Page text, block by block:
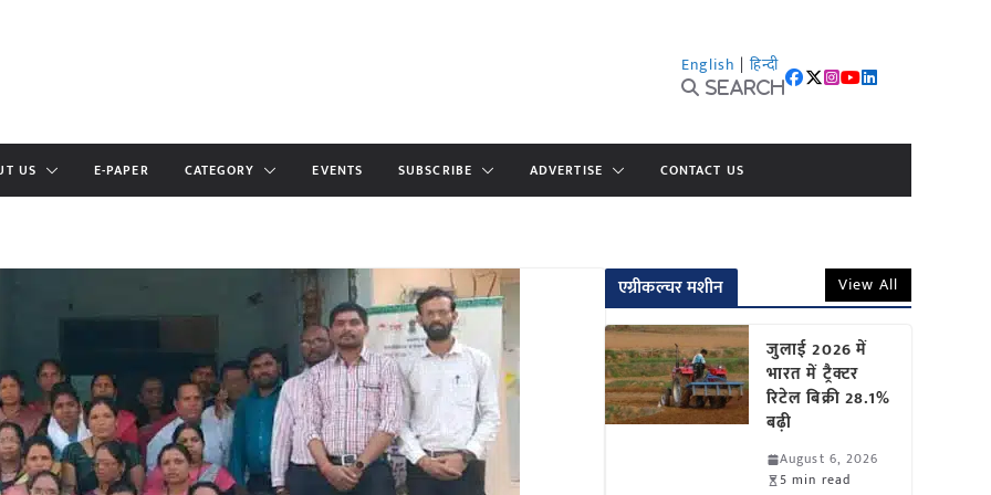
English | हिन्दी
Search
US E-PAPER CATEGORY EVENTS SUBSCRIBE ADVERTISE CONTACT US
एग्रीकल्चर मशीन View All
जुलाई 2026 में
भारत में ट्रैक्टर
रिटेल बिक्री 28.1%
बढ़ी
August 6, 2026
5 min read